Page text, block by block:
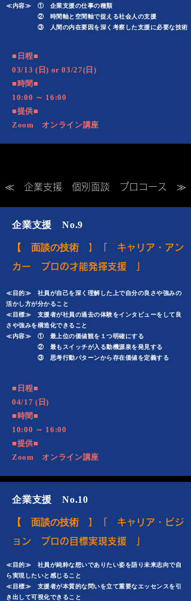
≪内容≫ ① 企業支援の仕事の種類
② 時間軸と空間軸で捉える社会人の支援
③ 人間の内在要因を深く考察した支援に必要な技術
​■日程■
03/13 (日) or 03/27(日)
■時間■
10:00 ～ 16:00
■提供■
Zoom オンライン講座
​≪ 企業支援 個別面談 プロコース ≫
企業支援 No.9
【 面談の技術 】「 キャリア・アン
カー プロの才能発揮支援 」
≪目的≫ 社員が自己を深く理解した上で自分の良さや強みの
活かし方が分かること
≪目標≫ 支援者が社員の過去の体験をインタビューをして良
さや強みを構造化できること
≪内容≫ ① 最上位の価値観を１つ明確にする
② 最もスイッチが入る動機源泉を発見する
③ 思考行動パターンから存在価値を定義する
​■日程■
04/17 (日)
■時間■
10:00 ～ 16:00
■提供■
Zoom オンライン講座
企業支援 No.10
【 面談の技術 】「 キャリア・ビジ
ョン プロの目標実現支援 」
≪目的≫ 社員が純粋な想いでありたい姿を語り未来志向で自
ら実現したいと感じること
≪目標≫ 支援者が本質的な問いを立て重要なエッセンスを引
き出して可視化できること